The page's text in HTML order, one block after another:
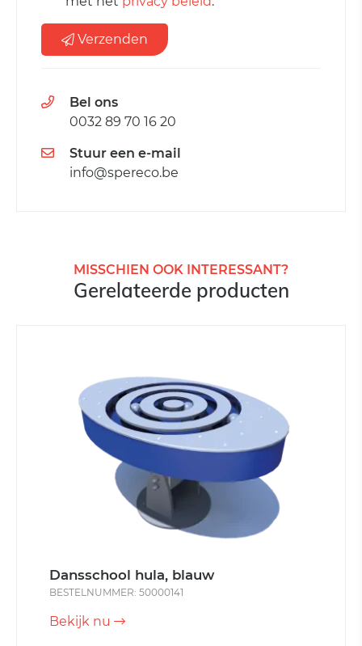
Verzenden
Bel ons
0032 89 70 16 20
Stuur een e-mail
info@spereco.be
MISSCHIEN OOK INTERESSANT?
Gerelateerde producten
Dansschool hula, blauw
BESTELNUMMER: 50000141
Bekijk nu